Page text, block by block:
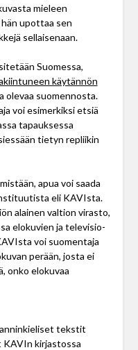
mieleen
upottaa sen
sellaisenaan.
Suomessa,
käytännön
olevaa suomennosta.
voi esimerkiksi etsiä
tapauksessa
tietyn repliikin
apua voi saada
eli KAVIsta.
alainen valtion virasto,
elokuvien ja televisio-
voi suomentaja
perään, josta ei
onko elokuvaa
tekstit
KAVIn kirjastossa